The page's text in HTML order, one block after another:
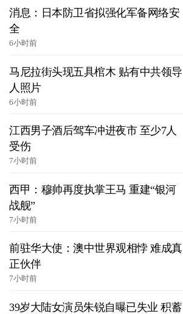
消息：日本防卫省拟强化军备网络安
全
6小时前
马尼拉街头现五具棺木 贴有中共领导
人照片
6小时前
江西男子酒后驾车冲进夜市 至少7人
受伤
7小时前
西甲：穆帅再度执掌王马 重建“银河
战舰”
7小时前
前驻华大使：澳中世界观相悖 难成真
正伙伴
7小时前
39岁大陆女演员朱锐自曝已失业 积蓄